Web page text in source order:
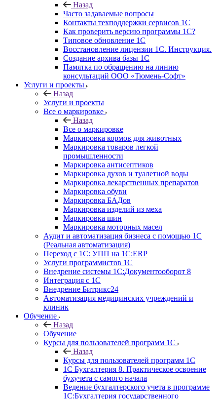
Назад
Часто задаваемые вопросы
Контакты техподдержки сервисов 1С
Как проверить версию программы 1С?
Типовое обновление 1С
Восстановление лицензии 1С. Инструкция.
Создание архива базы 1С
Памятка по обращению на линию
консультаций ООО «Тюмень-Софт»
Услуги и проекты
Назад
Услуги и проекты
Все о маркировке
Назад
Все о маркировке
Маркировка кормов для животных
Маркировка товаров легкой
промышленности
Маркировка антисептиков
Маркировка духов и туалетной воды
Маркировка лекарственных препаратов
Маркировка обуви
Маркировка БАДов
Маркировка изделий из меха
Маркировка шин
Маркировка моторных масел
Аудит и автоматизация бизнеса с помощью 1С
(Реальная автоматизация)
Переход с 1С: УПП на 1С:ERP
Услуги программистов 1С
Внедрение системы 1С:Документооборот 8
Интеграция с 1С
Внедрение Битрикс24
Автоматизация медицинских учреждений и
клиник
Обучение
Назад
Обучение
Курсы для пользователей программ 1С
Назад
Курсы для пользователей программ 1С
1С Бухгалтерия 8. Практическое освоение
бухучета с самого начала
Ведение бухгалтерского учета в программе
1С:Бухгалтерия государственного